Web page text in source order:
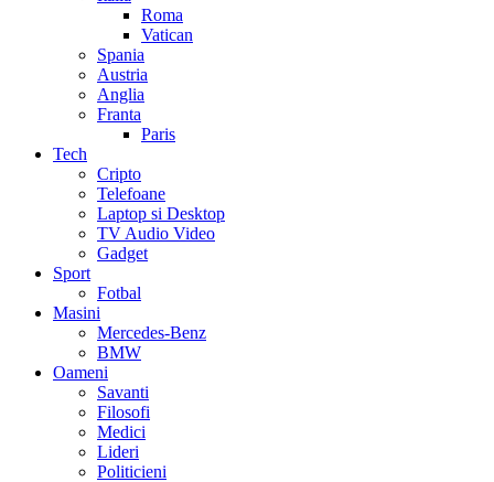
Roma
Vatican
Spania
Austria
Anglia
Franta
Paris
Tech
Cripto
Telefoane
Laptop si Desktop
TV Audio Video
Gadget
Sport
Fotbal
Masini
Mercedes-Benz
BMW
Oameni
Savanti
Filosofi
Medici
Lideri
Politicieni